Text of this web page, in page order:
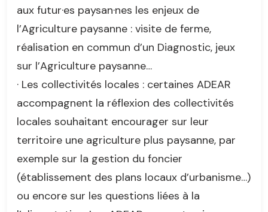
aux futur·es paysan·nes les enjeux de
l’Agriculture paysanne : visite de ferme,
réalisation en commun d’un Diagnostic, jeux
sur l’Agriculture paysanne…
· Les collectivités locales : certaines ADEAR
accompagnent la réflexion des collectivités
locales souhaitant encourager sur leur
territoire une agriculture plus paysanne, par
exemple sur la gestion du foncier
(établissement des plans locaux d’urbanisme…)
ou encore sur les questions liées à la